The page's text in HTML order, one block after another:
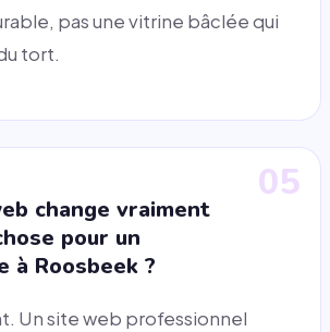
pas une vitrine bâclée qui
tort.
05
change vraiment
pour un
à Roosbeek ?
Un site web professionnel